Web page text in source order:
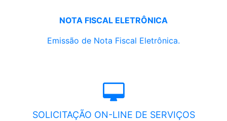
NOTA FISCAL ELETRÔNICA
Emissão de Nota Fiscal Eletrônica.
SOLICITAÇÃO ON-LINE DE SERVIÇOS